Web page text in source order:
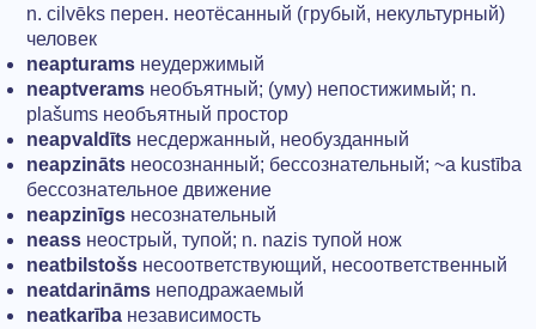
n. cilvēks перен. неотёсанный (грубый, некультурный)
человек
neapturams неудержимый
neaptverams необъятный; (уму) непостижимый; n.
plašums необъятный простор
neapvaldīts несдержанный, необузданный
neapzināts неосознанный; бессознательный; ~а kustība
бессознательное движение
neapzinīgs несознательный
neass неострый, тупой; n. nazis тупой нож
neatbilstošs несоответствующий, несоответственный
neatdarināms неподражаемый
neatkarība независимость